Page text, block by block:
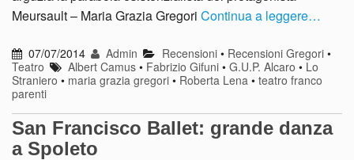
Meursault – Maria Grazia Gregori Continua a leggere…
07/07/2014 Admin Recensioni• Recensioni Gregori•
Teatro
Albert Camus • Fabrizio Gifuni •G.U.P. Alcaro • Lo
Straniero • maria grazia gregori • Roberta Lena • teatro franco
parenti
San Francisco Ballet: grande danza
a Spoleto